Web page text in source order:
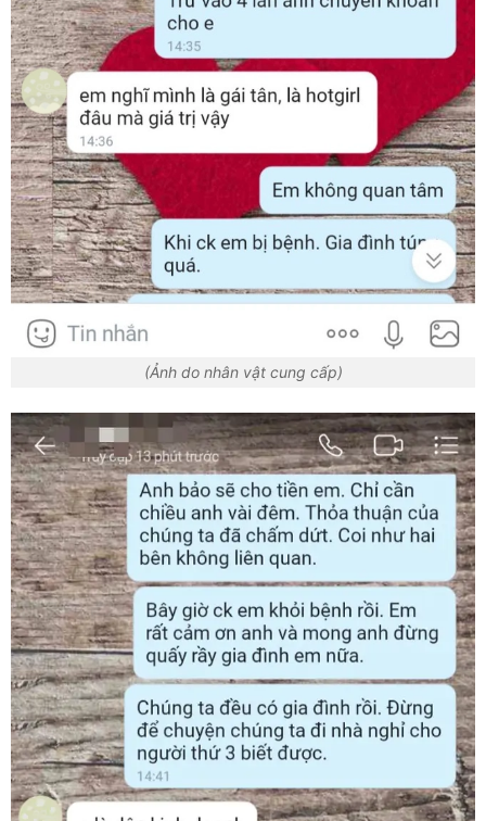
(Ảnh do nhân vật cung cấp)